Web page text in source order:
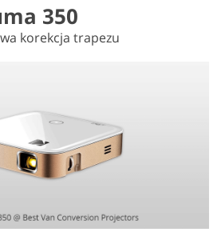
350
korekcja trapezu